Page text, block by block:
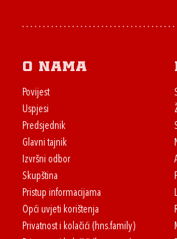
O nama
Povijest
Uspjesi
Predsjednik
Glavni tajnik
Izvršni odbor
Skupština
Pristup informacijama
Opći uvjeti korištenja
Privatnost i kolačići (hns.family)